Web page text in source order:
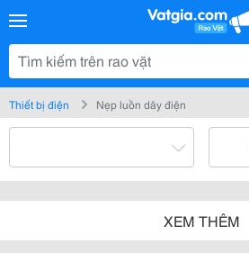
Thiết bị điện Nẹp luồn dây điện
XEM THÊM